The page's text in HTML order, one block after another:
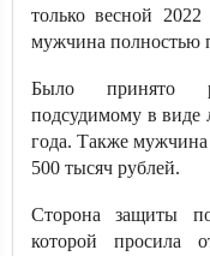
только весной
мужчина полностью
Было принято
подсудимому в виде
года. Также
500 тысяч рублей.
Сторона защиты
которой просила